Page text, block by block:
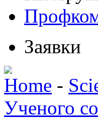
Заявки
Home -
Ученого